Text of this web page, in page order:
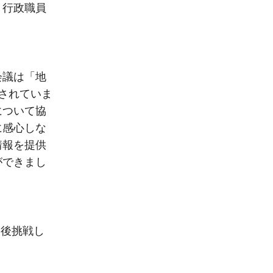
政職員
は「地
れていま
いて協
心しな
を提供
きまし
挑戦し